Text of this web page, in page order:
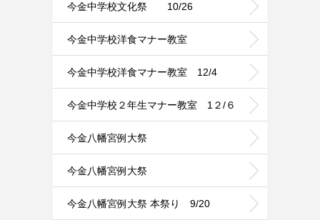
今金中学校文化祭 10/26
今金中学校洋食マナー教室
今金中学校洋食マナー教室 12/4
今金中学校２年生マナー教室 1２/６
今金八幡宮例大祭
今金八幡宮例大祭
今金八幡宮例大祭 本祭り 9/20